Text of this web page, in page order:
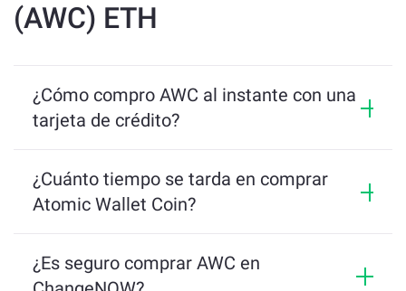
(AWC) ETH
¿Cómo compro AWC al instante con una
tarjeta de crédito?
Dirígete a https://changenow.io
como el token que desea comprar y
seleccione la moneda fiduciaria para pagarla.
Ingrese la dirección de la billetera donde
recibirá su AWC.
¿Cuánto tiempo se tarda en comprar
Atomic Wallet Coin?
minutos en establecerse. A lo sumo, espere recibir
los tokens en su billetera dentro de los 10 minutos
¿Es seguro comprar AWC en